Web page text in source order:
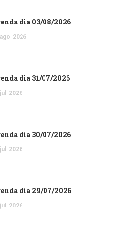
dia 03/08/2026
ago 2026
dia 31/07/2026
jul 2026
dia 30/07/2026
jul 2026
dia 29/07/2026
jul 2026